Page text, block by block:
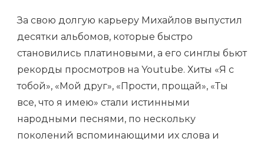
За свою долгую карьеру Михайлов выпустил
десятки альбомов, которые быстро
становились платиновыми, а его синглы бьют
рекорды просмотров на Youtube. Хиты «Я с
тобой», «Мой друг», «Прости, прощай», «Ты
все, что я имею» стали истинными
народными песнями, по нескольку
поколений вспоминающими их слова и